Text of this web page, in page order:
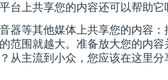
台上共享您的内容还可以帮助它
器等其他媒体上共享您的内容
范围就越大。准备放大您的内
从主流到小众，您应该在这里